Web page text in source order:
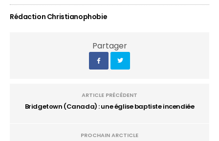
Rédaction Christianophobie
Partager
ARTICLE PRÉCÉDENT
Bridgetown (Canada) : une église baptiste incendiée
PROCHAIN ARCTICLE